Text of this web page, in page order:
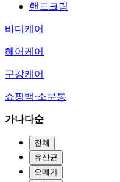
핸드크림
바디케어
헤어케어
구강케어
쇼핑백·소분통
가나다순
전체
유산균
오메가